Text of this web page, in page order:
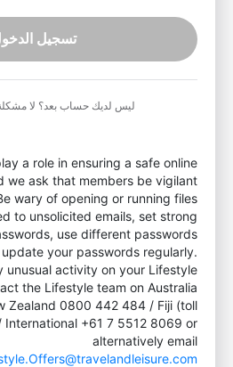
تسجيل
ليس لديك حساب بعد؟ لا
a role in ensuring a safe online
we ask that members be vigilant
wary of opening or running files
to unsolicited emails, set strong
use different passwords
your passwords regularly.
unusual activity on your Lifestyle
the Lifestyle team on Australia
Zealand 0800 442 484 / Fiji (toll
+61 7 5512 8069 or
alternatively email